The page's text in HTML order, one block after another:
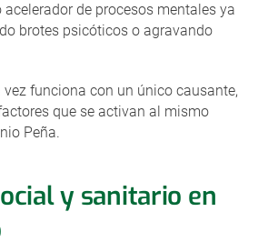
de procesos mentales ya
brotes psicóticos o agravando
vez funciona con un único causante,
que se activan al mismo
Peña.
y sanitario en